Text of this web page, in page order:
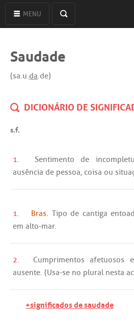
MENU
Saudade
(sa.u.da.de)
DICIONÁRIO DE
s.f.
1. Sentimento de
ausência de pessoa, coisa ou
1. Bras. Tipo de cantiga
em alto-mar.
2. Cumprimentos afetuosos
ausente. (Usa-se no plural nesta
+significados de saudade